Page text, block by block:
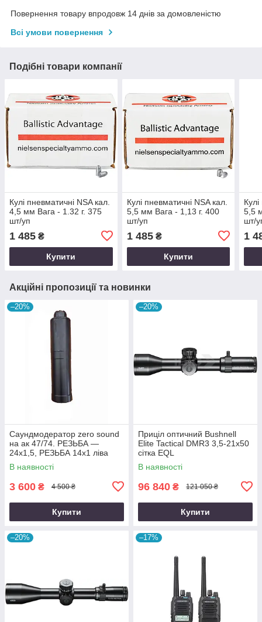
Повернення товару впродовж 14 днів за домовленістю
Всі умови повернення
Подібні товари компанії
Кулі пневматичні NSA кал.
4,5 мм Вага - 1.32 г. 375
шт/уп
1 485 ₴
Купити
Кулі пневматичні NSA кал.
5,5 мм Вага - 1,13 г. 400
шт/уп
1 485₴
Купити
5,5
шт/
1
Акційні пропозиції та новинки
–20%
Саундмодератор zero sound
на ак 47/74. РЕЗЬБА —
24х1,5, РЕЗЬБА 14х1 ліва
В наявності
3 600 ₴ 4 500 ₴
Купити
–20%
Приціл оптичний Bushnell
Elite Tactical DMR3 3,5-21x50
сітка EQL
В наявності
96 840 ₴ 121 050 ₴
Купити
–20% –17%